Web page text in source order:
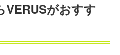
VERUSがおすす